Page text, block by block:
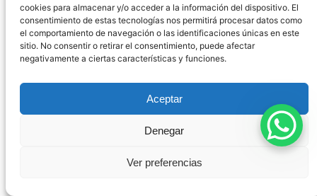
cookies para almacenar y/o acceder a la información del dispositivo. El
consentimiento de estas tecnologías nos permitirá procesar datos como
el comportamiento de navegación o las identificaciones únicas en este
sitio. No consentir o retirar el consentimiento, puede afectar
negativamente a ciertas características y funciones.
Aceptar
Denegar
Ver preferencias
precauciones adicionales como el uso de redes
seguras o servicios de anonimización. En casos
donde tu testimonio resulte crucial, podrías
Conclusión: la
importancia de un